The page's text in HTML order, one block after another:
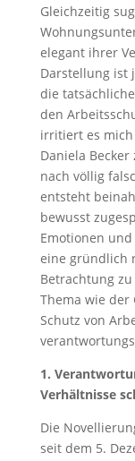
Gleichzeitig
elegant ihrer
Darstellung ist
die
den
irritiert es mich
Daniela
nach völlig
entsteht
bewusst
Emotionen
eine gründlich
Betrachtung
Thema wie
Schutz von
1.
Verhältnisse
Die
seit dem 5.